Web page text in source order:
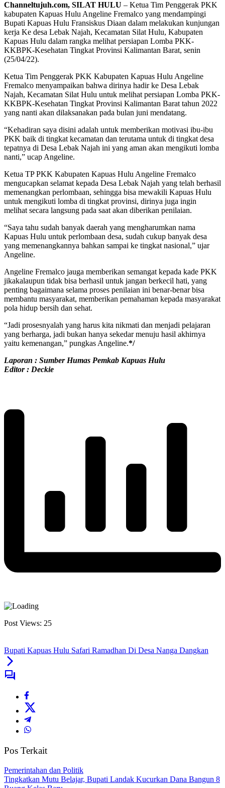
Channeltujuh.com, SILAT HULU – Ketua Tim Penggerak PKK
kabupaten Kapuas Hulu Angeline Fremalco yang mendampingi
Bupati Kapuas Hulu Fransiskus Diaan dalam melakukan kunjungan
kerja Ke desa Lebak Najah, Kecamatan Silat Hulu, Kabupaten
Kapuas Hulu dalam rangka melihat persiapan Lomba PKK-
KKBPK-Kesehatan Tingkat Provinsi Kalimantan Barat, senin
(25/04/22).
Ketua Tim Penggerak PKK Kabupaten Kapuas Hulu Angeline
Fremalco menyampaikan bahwa dirinya hadir ke Desa Lebak
Najah, Kecamatan Silat Hulu untuk melihat persiapan Lomba PKK-
KKBPK-Kesehatan Tingkat Provinsi Kalimantan Barat tahun 2022
yang nanti akan dilaksanakan pada bulan juni mendatang.
“Kehadiran saya disini adalah untuk memberikan motivasi ibu-ibu
PKK baik di tingkat kecamatan dan terutama untuk di tingkat desa
tepatnya di Desa Lebak Najah ini yang aman akan mengikuti lomba
nanti,” ucap Angeline.
Ketua TP PKK Kabupaten Kapuas Hulu Angeline Fremalco
mengucapkan selamat kepada Desa Lebak Najah yang telah berhasil
memenangkan perlombaan, sehingga bisa mewakili Kapuas Hulu
untuk mengikuti lomba di tingkat provinsi, dirinya juga ingin
melihat secara langsung pada saat akan diberikan penilaian.
“Saya tahu sudah banyak daerah yang mengharumkan nama
Kapuas Hulu untuk perlombaan desa, sudah cukup banyak desa
yang memenangkannya bahkan sampai ke tingkat nasional,” ujar
Angeline.
Angeline Fremalco jauga memberikan semangat kepada kade PKK
jikakalaupun tidak bisa berhasil untuk jangan berkecil hati, yang
penting bagaimana selama proses penilaian ini benar-benar bisa
membantu masyarakat, memberikan pemahaman kepada masyarakat
pola hidup bersih dan sehat.
“Jadi prosesnyalah yang harus kita nikmati dan menjadi pelajaran
yang berharga, jadi bukan hanya sekedar menuju hasil akhirnya
yaitu kemenangan,” pungkas Angeline.*/
Laporan : Sumber Humas Pemkab Kapuas Hulu
Editor : Deckie
Post Views: 25
Bupati Kapuas Hulu Safari Ramadhan Di Desa Nanga Dangkan
Pos Terkait
Pemerintahan dan Politik
Tingkatkan Mutu Belajar, Bupati Landak Kucurkan Dana Bangun 8